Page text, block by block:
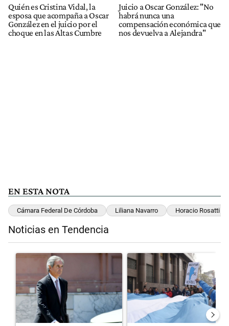
Quién es Cristina Vidal, la
esposa que acompaña a Oscar
González en el juicio por el
choque en las Altas Cumbre
Juicio a Oscar González: "No
habrá nunca una
compensación económica que
nos devuelva a Alejandra"
EN ESTA NOTA
Cámara Federal De Córdoba Liliana Navarro Horacio Rosatti
Noticias en Tendencia
Un artículo de tendencia con el título "Las inconsistencias de
Un artículo de tendencia con el